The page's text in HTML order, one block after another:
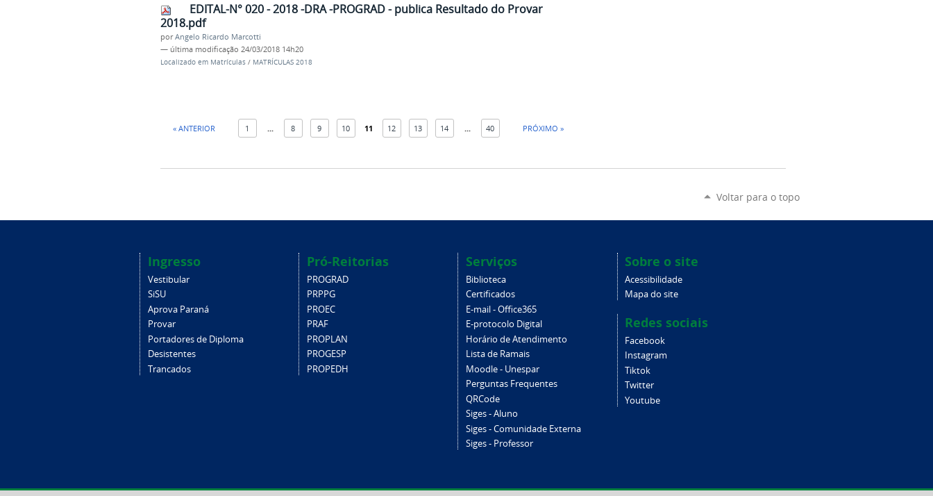
EDITAL-N° 020 - 2018 -DRA -PROGRAD - publica Resultado do Provar
2018.pdf
porAngelo Ricardo Marcotti
— última modificação 24/03/2018 14h20
Localizado em Matrículas / MATRÍCULAS 2018
« ANTERIOR 1 8 9 10 11 12 13 14 40 PRÓXIMO »
Voltar para o topo
Ingresso
Vestibular
SiSU
Aprova Paraná
Provar
Portadores de Diploma
Desistentes
Trancados
Pró-Reitorias
PROGRAD
PRPPG
PROEC
PRAF
PROPLAN
PROGESP
PROPEDH
Serviços
Biblioteca
Certificados
E-mail - Office365
E-protocolo Digital
Horário de Atendimento
Lista de Ramais
Moodle - Unespar
Perguntas Frequentes
QRCode
Siges - Aluno
Siges - Comunidade Externa
Siges - Professor
Sobre o site
Acessibilidade
Mapa do site
Redes sociais
Facebook
Instagram
Tiktok
Twitter
Youtube